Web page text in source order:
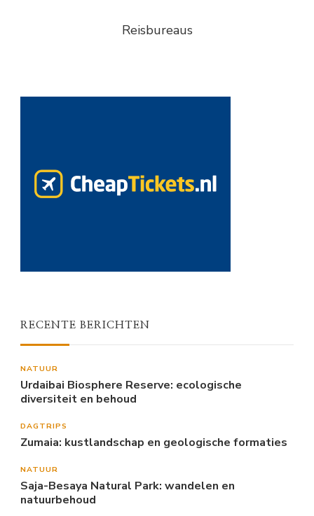
Reisbureaus
RECENTE BERICHTEN
NATUUR
Urdaibai Biosphere Reserve: ecologische
diversiteit en behoud
DAGTRIPS
Zumaia: kustlandschap en geologische formaties
NATUUR
Saja-Besaya Natural Park: wandelen en
natuurbehoud